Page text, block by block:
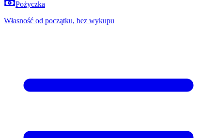
Pożyczka
Własność od początku, bez wykupu